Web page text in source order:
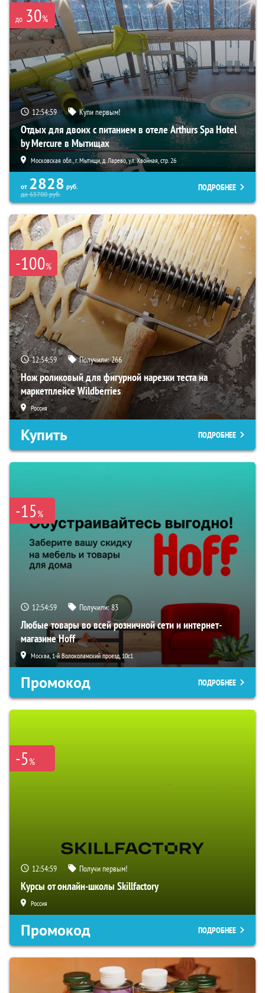
до 30%
12:54:58 Купи первым!
Отдых для двоих с питанием в отеле Arthurs Spa Hotel
by Mercure в Мытищах
Московская обл., г. Мытищи, д. Ларево, ул. Хвойная, стр. 26
от 2828 руб.
до65700руб.
ПОДРОБНЕЕ
-100%
12:54:58 Получили:266
Нож роликовый для фигурной нарезки теста на
маркетплейсе Wildberries
Россия
Купить ПОДРОБНЕЕ
-15%
12:54:58 Получили:83
Любые товары во всей розничной сети и интернет-
магазине Hoff
Москва, 1-й Волоколамский проезд, 10с1
Промокод ПОДРОБНЕЕ
-5%
12:54:58 Получи первым!
Курсы от онлайн-школы Skillfactory
Россия
Промокод ПОДРОБНЕЕ